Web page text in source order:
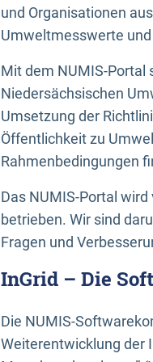
und Organisationen
Umweltmesswerte
Mit dem NUMIS-Portal
Niedersächsischen
Umsetzung der
Öffentlichkeit zu
Rahmenbedingungen
Das NUMIS-Portal
betrieben. Wir sind
Fragen und
InGrid – Die
Die NUMIS-
Weiterentwicklung der